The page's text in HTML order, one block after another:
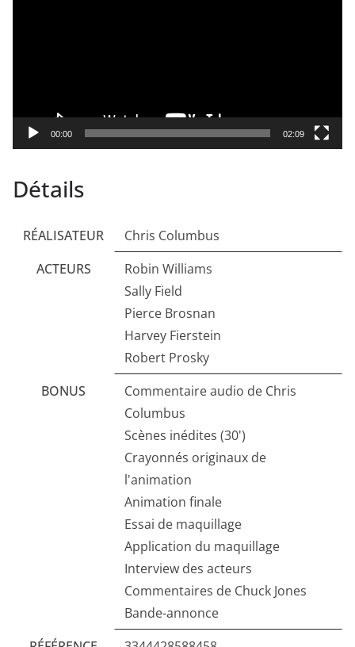
00:00 02:09
Détails
RÉALISATEUR
Chris Columbus
ACTEURS
Robin Williams
Sally Field
Pierce Brosnan
Harvey Fierstein
Robert Prosky
BONUS
Commentaire audio de Chris
Columbus
Scènes inédites (30')
Crayonnés originaux de
l'animation
Animation finale
Essai de maquillage
Application du maquillage
Interview des acteurs
Commentaires de Chuck Jones
Bande-annonce